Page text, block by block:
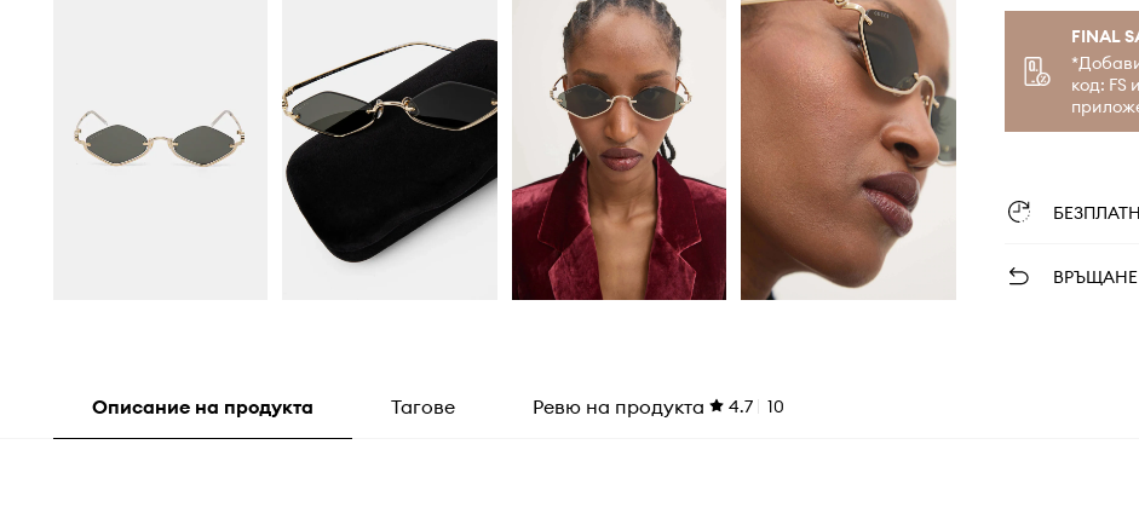
FINAL
код: FS
Описание на продукта Тагове Ревю на продукта 4.7 10